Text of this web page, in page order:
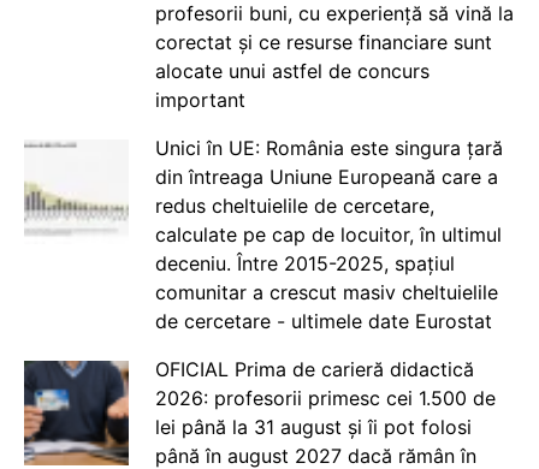
profesorii buni, cu experiență să vină la
corectat și ce resurse financiare sunt
alocate unui astfel de concurs
important
Unici în UE: România este singura țară
din întreaga Uniune Europeană care a
redus cheltuielile de cercetare,
calculate pe cap de locuitor, în ultimul
deceniu. Între 2015-2025, spațiul
comunitar a crescut masiv cheltuielile
de cercetare - ultimele date Eurostat
OFICIAL Prima de carieră didactică
2026: profesorii primesc cei 1.500 de
lei până la 31 august și îi pot folosi
până în august 2027 dacă rămân în